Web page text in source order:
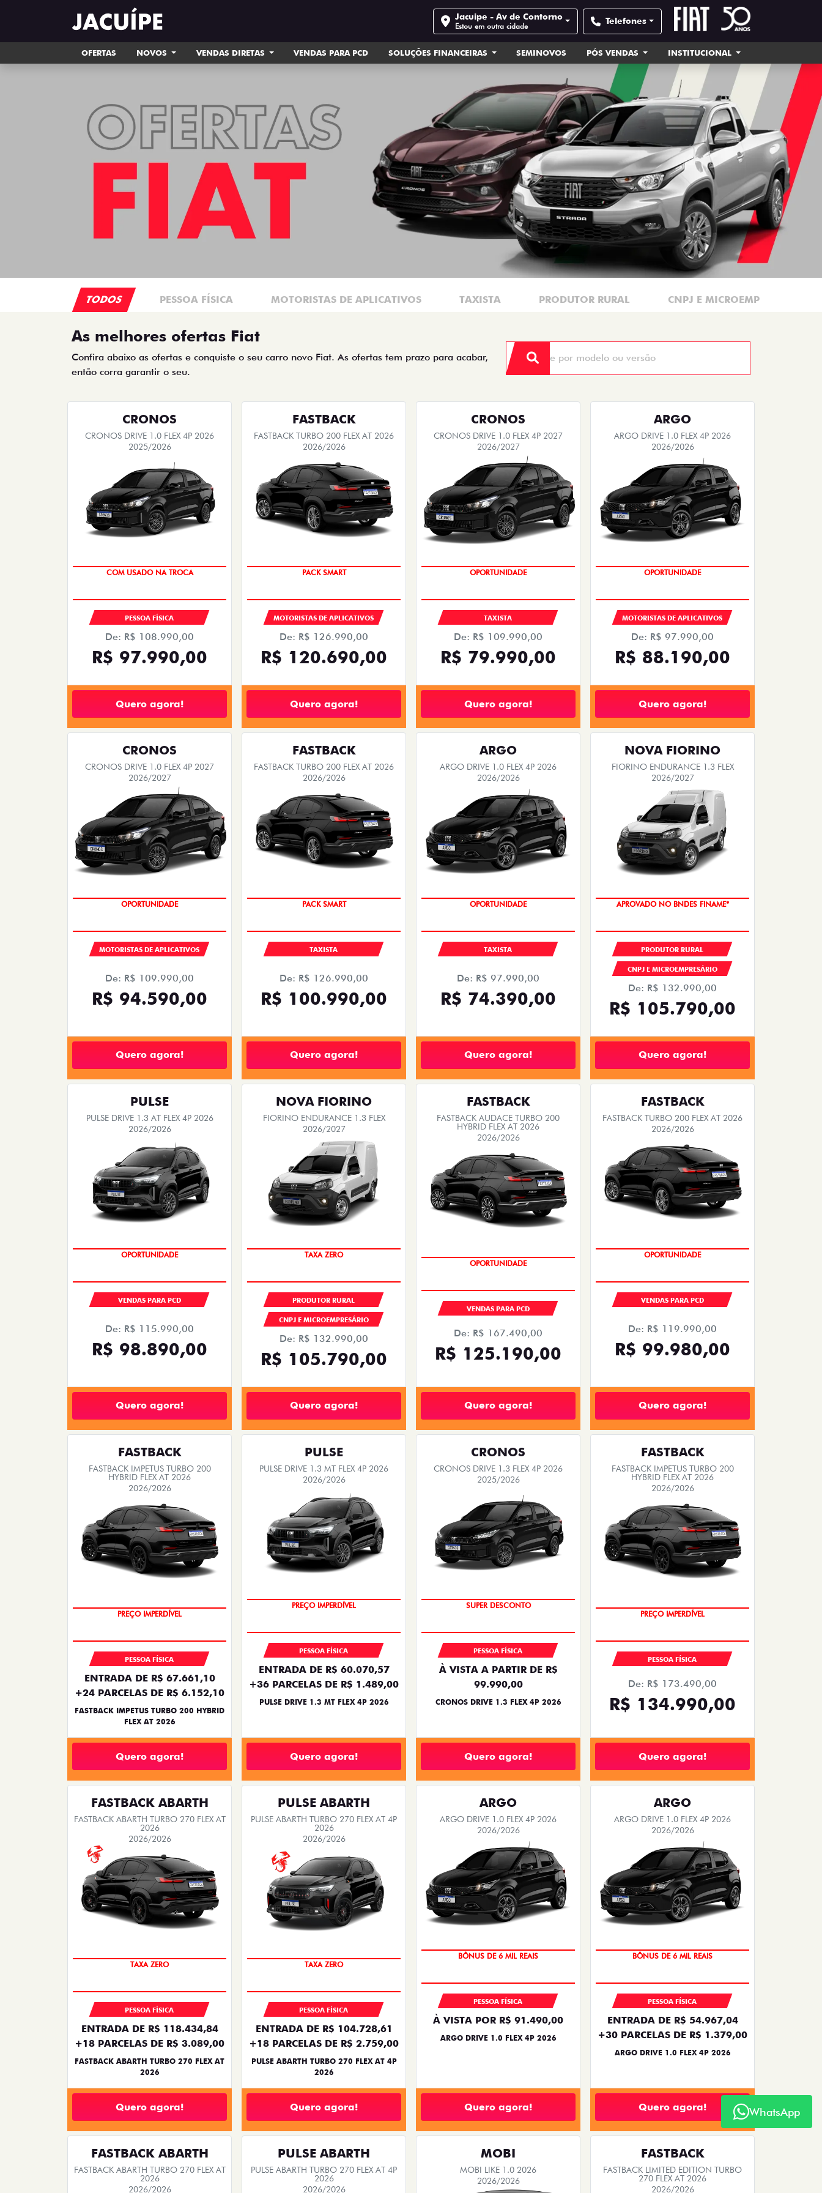
Jacuipe - Av de Contorno
Estou em outra cidade Telefones
OFERTAS NOVOS VENDAS DIRETAS VENDAS PARA PCD SOLUÇÕES FINANCEIRAS SEMINOVOS PÓS VENDAS INSTITUCIONAL
TODOS PESSOA FÍSICA MOTORISTAS DE APLICATIVOS TAXISTA PRODUTOR RURAL CNPJ E MICROEMPRESÁRIO
As melhores ofertas Fiat
Confira abaixo as ofertas e conquiste o seu carro novo Fiat. As ofertas tem prazo para acabar,
então corra garantir o seu.
CRONOS
CRONOS DRIVE 1.0 FLEX 4P 2026
2025/2026
COM USADO NA TROCA
PESSOA FÍSICA
De: R$ 108.990,00
R$ 97.990,00
Quero agora!
FASTBACK
FASTBACK TURBO 200 FLEX AT 2026
2026/2026
PACK SMART
MOTORISTAS DE APLICATIVOS
De: R$ 126.990,00
R$ 120.690,00
Quero agora!
CRONOS
CRONOS DRIVE 1.0 FLEX 4P 2027
2026/2027
OPORTUNIDADE
TAXISTA
De: R$ 109.990,00
R$ 79.990,00
Quero agora!
ARGO
ARGO DRIVE 1.0 FLEX 4P 2026
2026/2026
OPORTUNIDADE
MOTORISTAS DE APLICATIVOS
De: R$ 97.990,00
R$ 88.190,00
Quero agora!
CRONOS
CRONOS DRIVE 1.0 FLEX 4P 2027
2026/2027
OPORTUNIDADE
MOTORISTAS DE APLICATIVOS
De: R$ 109.990,00
R$ 94.590,00
Quero agora!
FASTBACK
FASTBACK TURBO 200 FLEX AT 2026
2026/2026
PACK SMART
TAXISTA
De: R$ 126.990,00
R$ 100.990,00
Quero agora!
ARGO
ARGO DRIVE 1.0 FLEX 4P 2026
2026/2026
OPORTUNIDADE
TAXISTA
De: R$ 97.990,00
R$ 74.390,00
Quero agora!
NOVA FIORINO
FIORINO ENDURANCE 1.3 FLEX
2026/2027
APROVADO NO BNDES FINAME*
PRODUTOR RURAL
CNPJ E MICROEMPRESÁRIO
De: R$ 132.990,00
R$ 105.790,00
Quero agora!
PULSE
PULSE DRIVE 1.3 AT FLEX 4P 2026
2026/2026
OPORTUNIDADE
VENDAS PARA PCD
De: R$ 115.990,00
R$ 98.890,00
Quero agora!
NOVA FIORINO
FIORINO ENDURANCE 1.3 FLEX
2026/2027
TAXA ZERO
PRODUTOR RURAL
CNPJ E MICROEMPRESÁRIO
De: R$ 132.990,00
R$ 105.790,00
Quero agora!
FASTBACK
FASTBACK AUDACE TURBO 200
HYBRID FLEX AT 2026
2026/2026
OPORTUNIDADE
VENDAS PARA PCD
De: R$ 167.490,00
R$ 125.190,00
Quero agora!
FASTBACK
FASTBACK TURBO 200 FLEX AT 2026
2026/2026
OPORTUNIDADE
VENDAS PARA PCD
De: R$ 119.990,00
R$ 99.980,00
Quero agora!
FASTBACK
FASTBACK IMPETUS TURBO 200
HYBRID FLEX AT 2026
2026/2026
PREÇO IMPERDÍVEL
PESSOA FÍSICA
ENTRADA DE R$ 67.661,10
+24 PARCELAS DE R$ 6.152,10
FASTBACK IMPETUS TURBO 200 HYBRID
FLEX AT 2026
Quero agora!
PULSE
PULSE DRIVE 1.3 MT FLEX 4P 2026
2026/2026
PREÇO IMPERDÍVEL
PESSOA FÍSICA
ENTRADA DE R$ 60.070,57
+36 PARCELAS DE R$ 1.489,00
PULSE DRIVE 1.3 MT FLEX 4P 2026
Quero agora!
CRONOS
CRONOS DRIVE 1.3 FLEX 4P 2026
2025/2026
SUPER DESCONTO
PESSOA FÍSICA
À VISTA A PARTIR DE R$
99.990,00
CRONOS DRIVE 1.3 FLEX 4P 2026
Quero agora!
FASTBACK
FASTBACK IMPETUS TURBO 200
HYBRID FLEX AT 2026
2026/2026
PREÇO IMPERDÍVEL
PESSOA FÍSICA
De: R$ 173.490,00
R$ 134.990,00
Quero agora!
FASTBACK ABARTH
FASTBACK ABARTH TURBO 270 FLEX AT
2026
2026/2026
TAXA ZERO
PESSOA FÍSICA
ENTRADA DE R$ 118.434,84
+18 PARCELAS DE R$ 3.089,00
FASTBACK ABARTH TURBO 270 FLEX AT
2026
Quero agora!
PULSE ABARTH
PULSE ABARTH TURBO 270 FLEX AT 4P
2026
2026/2026
TAXA ZERO
PESSOA FÍSICA
ENTRADA DE R$ 104.728,61
+18 PARCELAS DE R$ 2.759,00
PULSE ABARTH TURBO 270 FLEX AT 4P
2026
Quero agora!
ARGO
ARGO DRIVE 1.0 FLEX 4P 2026
2026/2026
BÔNUS DE 6 MIL REAIS
PESSOA FÍSICA
À VISTA POR R$ 91.490,00
ARGO DRIVE 1.0 FLEX 4P 2026
Quero agora!
ARGO
ARGO DRIVE 1.0 FLEX 4P 2026
2026/2026
BÔNUS DE 6 MIL REAIS
PESSOA FÍSICA
ENTRADA DE R$ 54.967,04
+30 PARCELAS DE R$ 1.379,00
ARGO DRIVE 1.0 FLEX 4P 2026
Quero agora!
FASTBACK ABARTH
FASTBACK ABARTH TURBO 270 FLEX AT
2026
2026/2026
PULSE ABARTH
PULSE ABARTH TURBO 270 FLEX AT 4P
2026
2026/2026
MOBI
MOBI LIKE 1.0 2026
2026/2026
FASTBACK
FASTBACK LIMITED EDITION TURBO
270 FLEX AT 2026
2026/2026
WhatsApp